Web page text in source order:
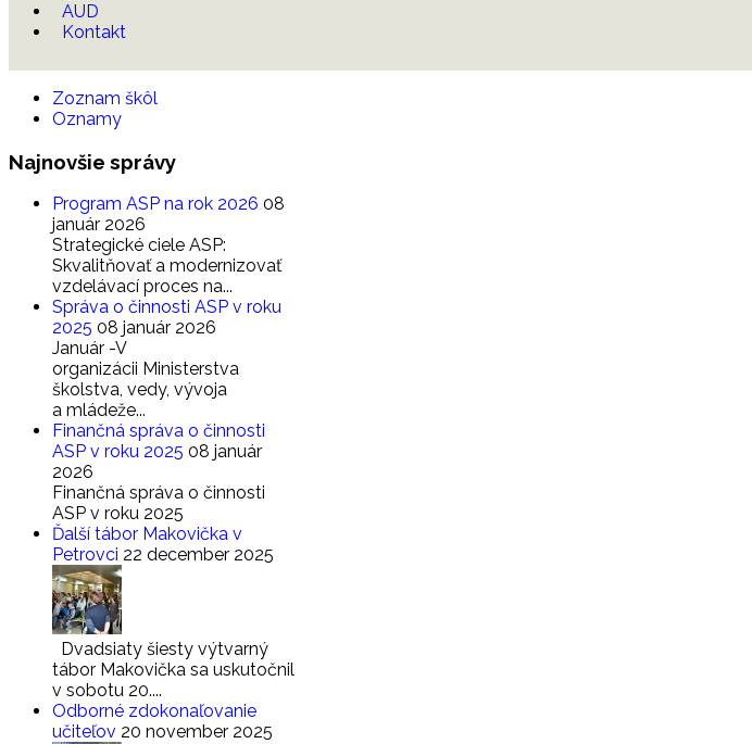
AUD
Kontakt
Zoznam škôl
Oznamy
Najnovšie správy
Program ASP na rok 2026 08
január 2026
Strategické ciele ASP:
Skvalitňovať a modernizovať
vzdelávací proces na...
Správa o činnosti ASP v roku
2025 08 január 2026
Január -V
organizácii Ministerstva
školstva, vedy, vývoja
a mládeže...
Finančná správa o činnosti
ASP v roku 2025 08 január
2026
Finančná správa o činnosti
ASP v roku 2025
Ďalší tábor Makovička v
Petrovci 22 december 2025
Dvadsiaty šiesty výtvarný
tábor Makovička sa uskutočnil
v sobotu 20....
Odborné zdokonaľovanie
učiteľov 20 november 2025